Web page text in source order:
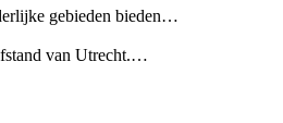
gebieden bieden…
van Utrecht.…